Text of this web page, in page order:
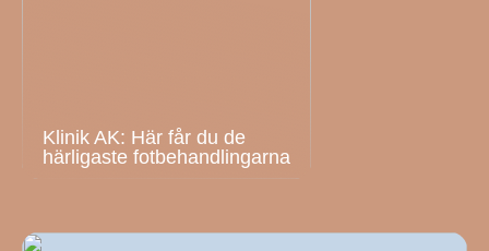
Klinik AK: Här får du de
härligaste fotbehandlingarna